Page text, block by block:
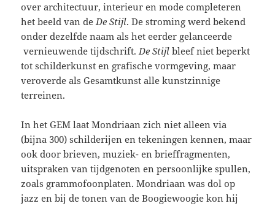
over architectuur, interieur en mode completeren
het beeld van deDe Stijl. De stroming werd bekend
onder dezelfde naam als het eerder gelanceerde
vernieuwende tijdschrift.De Stijl bleef niet beperkt
tot schilderkunst en grafische vormgeving, maar
veroverde als Gesamtkunst alle kunstzinnige
terreinen.
In het GEM laat Mondriaan zich niet alleen via
(bijna 300) schilderijen en tekeningen kennen, maar
ook door brieven, muziek- en brieffragmenten,
uitspraken van tijdgenoten en persoonlijke spullen,
zoals grammofoonplaten. Mondriaan was dol op
jazz en bij de tonen van de Boogiewoogie kon hij